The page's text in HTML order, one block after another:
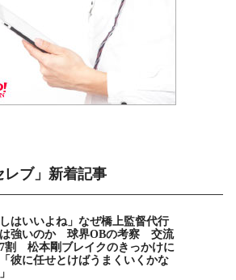
レブ」新着記事
しはいいよね」なぜ橋上監督代行
強いのか 球界OBの考察 交流
割 松本剛ブレイクのきっかけに
彼に任せとけばうまくいくかな